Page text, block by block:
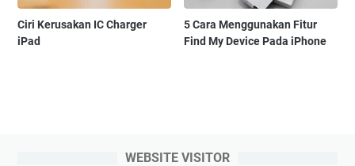
Ciri Kerusakan IC Charger
iPad
5 Cara Menggunakan Fitur
Find My Device Pada iPhone
WEBSITE VISITOR